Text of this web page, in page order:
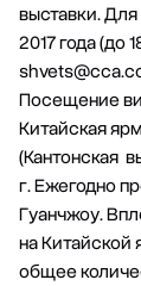
выставки.
2017 года (до
Посещение
Китайская
(Кантонская
г. Ежегодно
Гуанчжоу.
на Китайской
общее